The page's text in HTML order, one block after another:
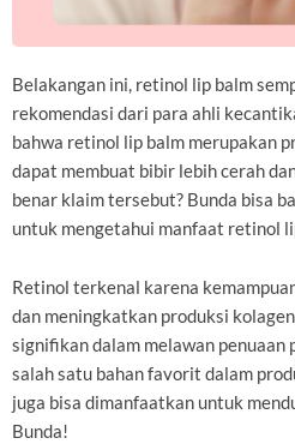
Belakangan ini, retinol lip balm
rekomendasi dari para ahli
bahwa retinol lip balm merupakan
dapat membuat bibir lebih cerah
benar klaim tersebut? Bunda bisa
untuk mengetahui manfaat retinol
Retinol terkenal karena
dan meningkatkan produksi
signifikan dalam melawan penuaan
salah satu bahan favorit dalam
juga bisa dimanfaatkan untuk
Bunda!